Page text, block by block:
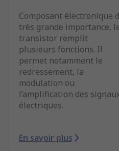
Composant électronique
très grande importance,
transistor remplit
plusieurs fonctions. Il
permet notamment le
redressement, la
modulation ou
l’amplification des
électriques.
En savoir plus